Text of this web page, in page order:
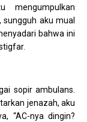
mengumpulkan
aku mual
bahwa ini
sopir ambulans.
jenazah, aku
“AC-nya dingin?